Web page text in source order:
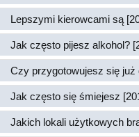
Lepszymi kierowcami są
Jak często pijesz alkohol?
Czy przygotowujesz się już
Jak często się śmiejesz
Jakich lokali użytkowych